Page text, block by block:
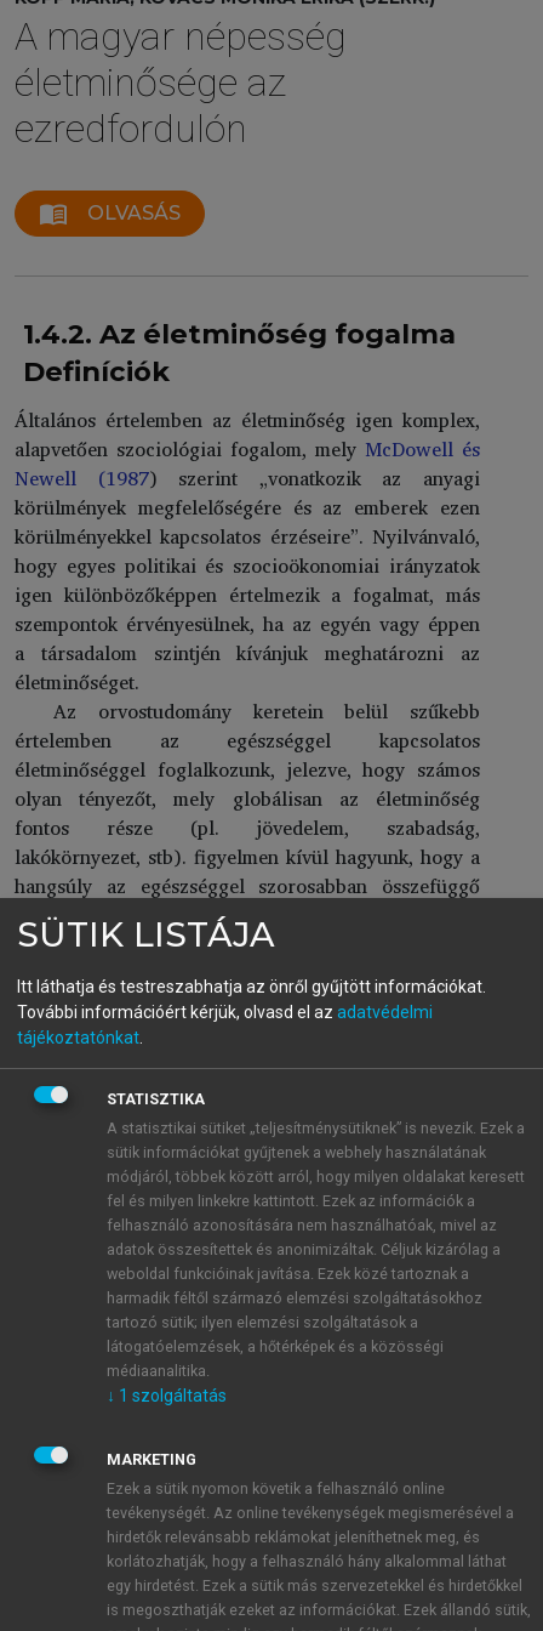
A magyar népesség
életminősége az
ezredfordulón
menu_book OLVASÁS
1.4.2. Az életminőség fogalma
Definíciók
Általános értelemben az életminőség igen komplex,
alapvetően szociológiai fogalom, mely McDowell és
Newell (1987) szerint „vonatkozik az anyagi
körülmények megfelelőségére és az emberek ezen
körülményekkel kapcsolatos érzéseire”. Nyilvánvaló,
hogy egyes politikai és szocioökonomiai irányzatok
igen különbözőképpen értelmezik a fogalmat, más
szempontok érvényesülnek, ha az egyén vagy éppen
a társadalom szintjén kívánjuk meghatározni az
életminőséget.
Az orvostudomány keretein belül szűkebb
értelemben az egészséggel kapcsolatos
életminőséggel foglalkozunk, jelezve, hogy számos
olyan tényezőt, mely globálisan az életminőség
fontos része (pl. jövedelem, szabadság,
lakókörnyezet, stb). figyelmen kívül hagyunk, hogy a
hangsúly az egészséggel szorosabban összefüggő
tényezőkre kerüljön. (Ugyanakkor ismert, hogy a
fenti tényezők közvetett módon többé-kevésbé
befolyásolhatják az egészséggel összefüggő
életminőséget is.) Az életminőség általános
fogalmától tehát megkülönböztetjük az egészséggel
összefüggő életminőség („health related quality of
life”, HrQoL) fogalmát. (Jelen összefoglalóban az
„életminőség” fogalma alatt az egészséggel
összefüggő életminőséget értjük.)
Az egészséggel összefüggő életminőség
meghatározásakor az Egészségügyi Világszervezet
(WHO) 1948-as alapokmányában szereplő
meghatározásra szokás hivatkozni, mely szerint„Az
egészség a teljes fizikai, mentális és szociális jólét
állapota, és nemcsak betegség vagy fogyatékosság hiányát
, amely hangsúlyozza, hogy az egészségnek
nemcsak biológiai, hanem pszichés és szociális
összetevője is van (Kopp és Pikó → 1.2. fejezet).
Az életminőség tehát alapvetően multifaktoriális
fogalom, mely magában foglalja 1) a szomatikus
állapotot és működőképességet, 2) a pszichés
állapotot és lelki-szellemi jólétet, 3) a szociális
működést a szakmai, a társas és a családi szférában.
Jelentős nézetbeli különbségek vannak azonban,
hogy ezen belül mit és hogyan lehet mérni, és még
SÜTIK LISTÁJA
Itt láthatja és testreszabhatja az önről gyűjtött információkat.
További információért kérjük, olvasd el az adatvédelmi
tájékoztatónkat
STATISZTIKA
A statisztikai sütiket „teljesítménysütiknek” is nevezik. Ezek a
sütik információkat gyűjtenek a webhely használatának
módjáról, többek között arról, hogy milyen oldalakat keresett
fel és milyen linkekre kattintott. Ezek az információk a
felhasználó azonosítására nem használhatóak, mivel az
adatok összesítettek és anonimizáltak. Céljuk kizárólag a
weboldal funkcióinak javítása. Ezek közé tartoznak a
harmadik féltől származó elemzési szolgáltatásokhoz
tartozó sütik; ilyen elemzési szolgáltatások a
látogatóelemzések, a hőtérképek és a közösségi
médiaanalitika.
↓ 1 szolgáltatás
MARKETING
Ezek a sütik nyomon követik a felhasználó online
tevékenységét. Az online tevékenységek megismerésével a
hirdetők relevánsabb reklámokat jeleníthetnek meg, és
korlátozhatják, hogy a felhasználó hány alkalommal láthat
egy hirdetést. Ezek a sütik más szervezetekkel és hirdetőkkel
is megoszthatják ezeket az információkat. Ezek állandó sütik,